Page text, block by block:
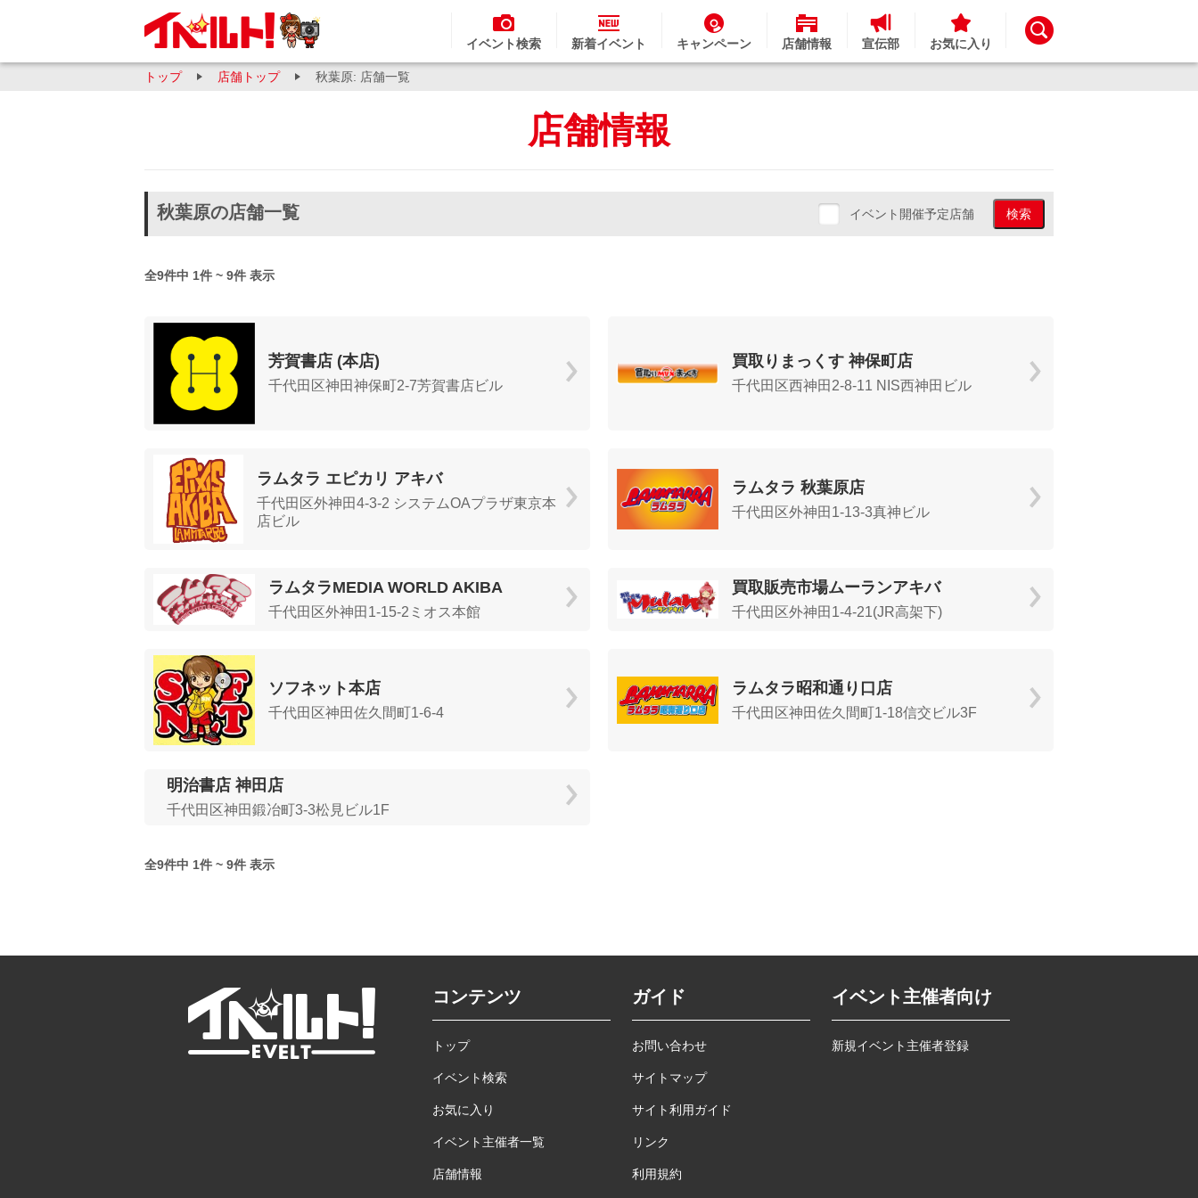
イベント検索 新着イベント キャンペーン 店舗情報 宣伝部 お気に入り
トップ 店舗トップ 秋葉原: 店舗一覧
店舗情報
秋葉原の店舗一覧 イベント開催予定店舗 検索
全9件中 1件 ~ 9件 表示
芳賀書店 (本店)
千代田区神田神保町2-7芳賀書店ビル
買取りまっくす 神保町店
千代田区西神田2-8-11 NIS西神田ビル
ラムタラ エピカリ アキバ
千代田区外神田4-3-2 システムOAプラザ東京本
店ビル
ラムタラ 秋葉原店
千代田区外神田1-13-3真神ビル
ラムタラMEDIA WORLD AKIBA
千代田区外神田1-15-2ミオス本館
買取販売市場ムーランアキバ
千代田区外神田1-4-21(JR高架下)
ソフネット本店
千代田区神田佐久間町1-6-4
ラムタラ昭和通り口店
千代田区神田佐久間町1-18信交ビル3F
明治書店 神田店
千代田区神田鍛冶町3-3松見ビル1F
全9件中 1件 ~ 9件 表示
コンテンツ
トップ
イベント検索
お気に入り
イベント主催者一覧
店舗情報
ガイド
お問い合わせ
サイトマップ
サイト利用ガイド
リンク
利用規約
イベント主催者向け
新規イベント主催者登録